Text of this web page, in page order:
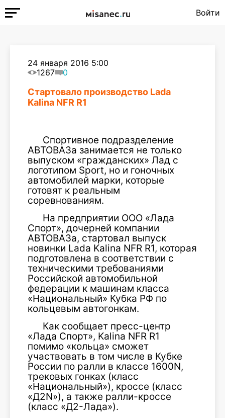
Войти
24 января 2016 5:00
1267
0
Стартовало производство Lada
Kalina NFR R1
Спортивное подразделение
АВТОВАЗа занимается не только
выпуском «гражданских» Лад с
логотипом Sport, но и гоночных
автомобилей марки, которые
готовят к реальным
соревнованиям.
На предприятии ООО «Лада
Спорт», дочерней компании
АВТОВАЗа, стартовал выпуск
новинки Lada Kalina NFR R1, которая
подготовлена в соответствии с
техническими требованиями
Российской автомобильной
федерации к машинам класса
«Национальный» Кубка РФ по
кольцевым автогонкам.
Как сообщает пресс-центр
«Лада Спорт», Kalina NFR R1
помимо «кольца» сможет
участвовать в том числе в Кубке
России по ралли в классе 1600N,
трековых гонках (класс
«Национальный»), кроссе (класс
«Д2N»), а также ралли-кроссе
(класс «Д2-Лада»).